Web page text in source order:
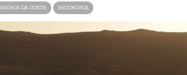
DA COSTA RECUNCHOS